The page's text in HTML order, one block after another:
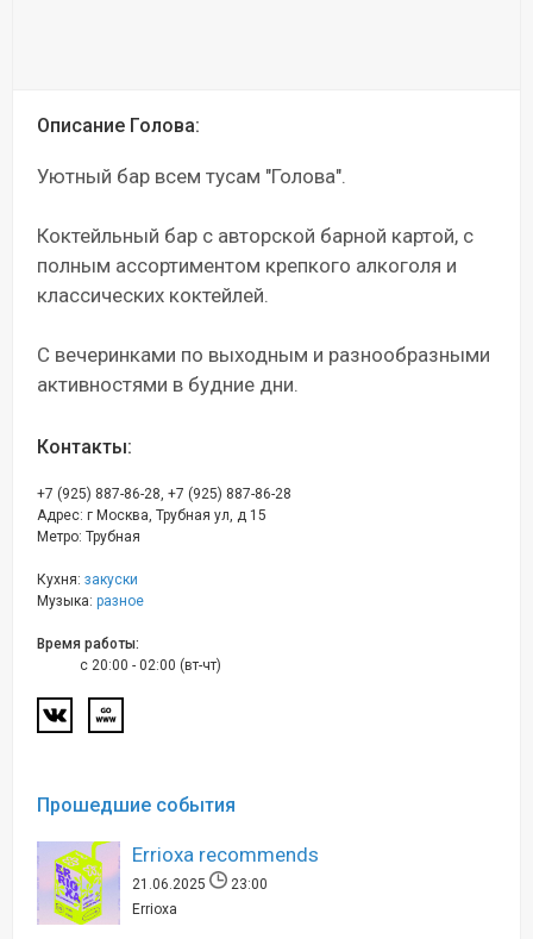
Описание Голова:
Уютный бар всем тусам "Голова".
Коктейльный бар с авторской барной картой, с
полным ассортиментом крепкого алкоголя и
классических коктейлей.
С вечеринками по выходным и разнообразными
активностями в будние дни.
Контакты:
+7 (925) 887-86-28, +7 (925) 887-86-28
Адрес: г Москва, Трубная ул, д 15
Метро: Трубная
Кухня: закуски
Музыка: разное
Время работы:
c 20:00 - 02:00 (вт-чт)
Прошедшие события
Errioxa recommends
21.06.2025
23:00
Errioxa